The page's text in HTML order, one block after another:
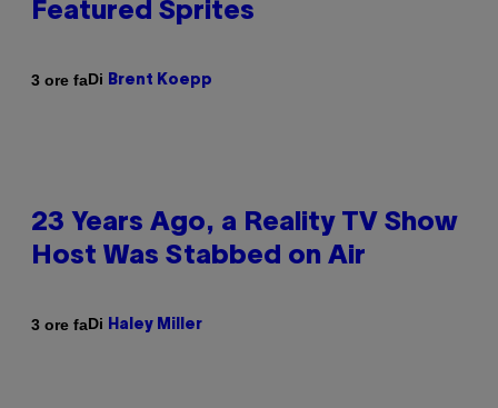
Featured Sprites
3 ore faDi Brent Koepp
23 Years Ago, a Reality TV Show
Host Was Stabbed on Air
3 ore faDi Haley Miller